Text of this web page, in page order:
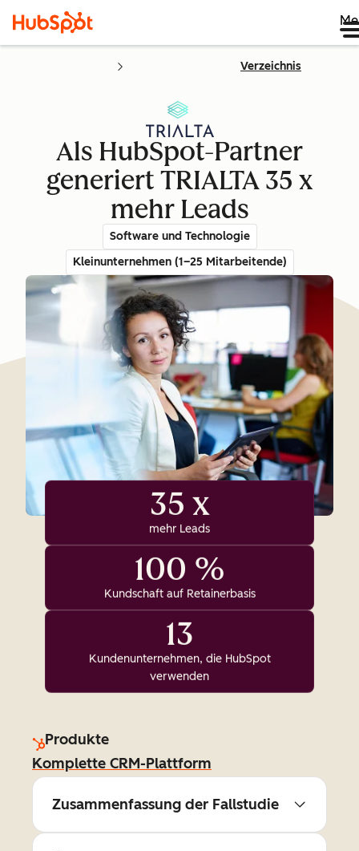
Verzeichnis
Als HubSpot-Partner
generiert TRIALTA 35 x
mehr Leads
Software und Technologie
Kleinunternehmen (1–25 Mitarbeitende)
35 x
mehr Leads
100 %
Kundschaft auf Retainerbasis
13
Kundenunternehmen, die HubSpot
verwenden
Produkte
Komplette CRM-Plattform
Zusammenfassung der Fallstudie